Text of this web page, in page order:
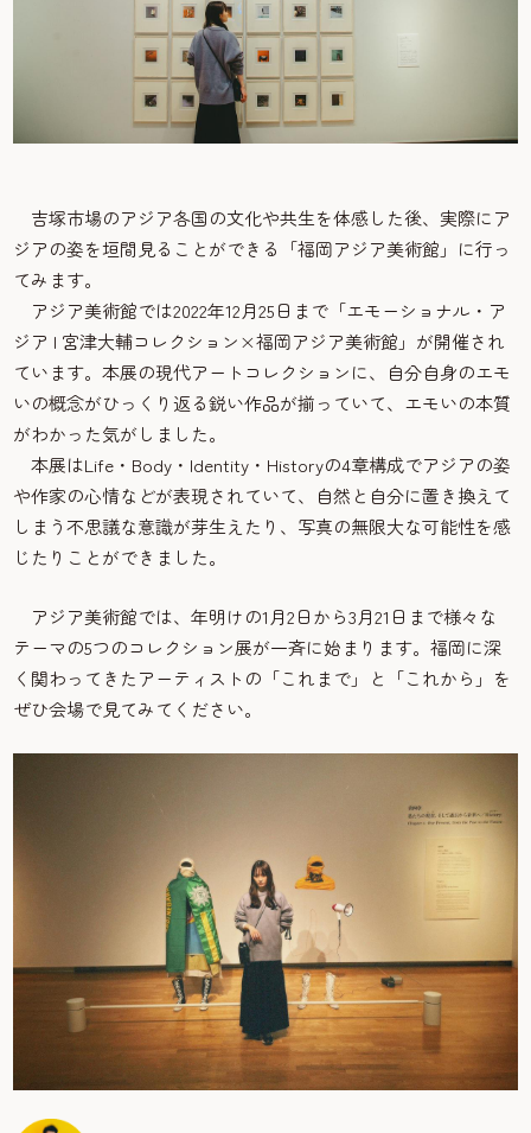
吉塚市場のアジア各国の文化や共生を体感した後、実際にア
ジアの姿を垣間見ることができる「福岡アジア美術館」に行っ
てみます。
アジア美術館では2022年12月25日まで「エモーショナル・ア
ジア | 宮津大輔コレクション×福岡アジア美術館」が開催され
ています。本展の現代アートコレクションに、自分自身のエモ
いの概念がひっくり返る鋭い作品が揃っていて、エモいの本質
がわかった気がしました。
本展はLife・Body・Identity・Historyの4章構成でアジアの姿
や作家の心情などが表現されていて、自然と自分に置き換えて
しまう不思議な意識が芽生えたり、写真の無限大な可能性を感
じたりことができました。
アジア美術館では、年明けの1月2日から3月21日まで様々な
テーマの5つのコレクション展が一斉に始まります。福岡に深
く関わってきたアーティストの「これまで」と「これから」を
ぜひ会場で見てみてください。